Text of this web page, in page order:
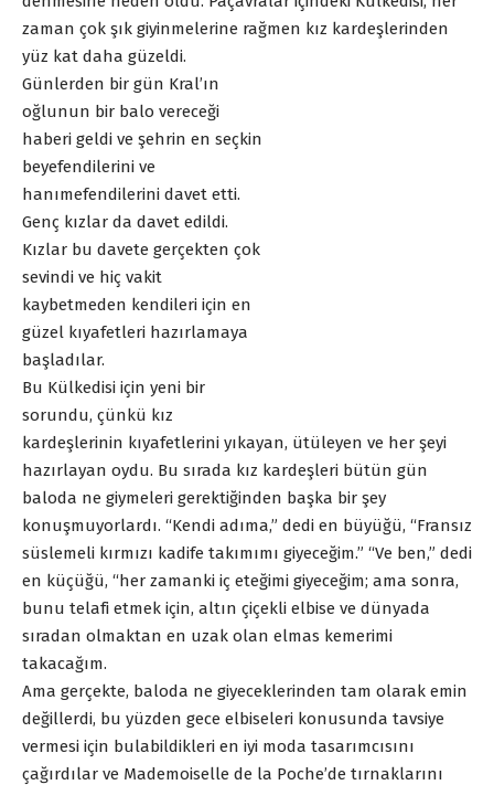
zaman çok şık giyinmelerine rağmen kız kardeşlerinden
yüz kat daha güzeldi.
Günlerden bir gün Kral’ın
oğlunun bir balo vereceği
haberi geldi ve şehrin en seçkin
beyefendilerini ve
hanımefendilerini davet etti.
Genç kızlar da davet edildi.
Kızlar bu davete gerçekten çok
sevindi ve hiç vakit
kaybetmeden kendileri için en
güzel kıyafetleri hazırlamaya
başladılar.
Bu Külkedisi için yeni bir
sorundu, çünkü kız
kardeşlerinin kıyafetlerini yıkayan, ütüleyen ve her şeyi
hazırlayan oydu. Bu sırada kız kardeşleri bütün gün
baloda ne giymeleri gerektiğinden başka bir şey
konuşmuyorlardı. “Kendi adıma,” dedi en büyüğü, “Fransız
süslemeli kırmızı kadife takımımı giyeceğim.” “Ve ben,” dedi
en küçüğü, “her zamanki iç eteğimi giyeceğim; ama sonra,
bunu telafi etmek için, altın çiçekli elbise ve dünyada
sıradan olmaktan en uzak olan elmas kemerimi
takacağım.
Ama gerçekte, baloda ne giyeceklerinden tam olarak emin
değillerdi, bu yüzden gece elbiseleri konusunda tavsiye
vermesi için bulabildikleri en iyi moda tasarımcısını
çağırdılar ve Mademoiselle de la Poche’de tırnaklarını